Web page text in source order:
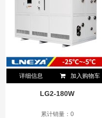
详细信息 加入购物车
LG2-180W
累计销量：0